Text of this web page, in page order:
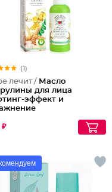
(1)
лечит / Масло
для лица
эффект и
₽